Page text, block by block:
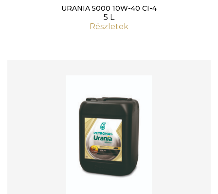
URANIA 5000 10W-40 CI-4
5 L
Részletek